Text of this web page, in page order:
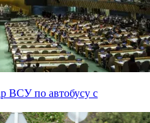
ВСУ по автобусу с